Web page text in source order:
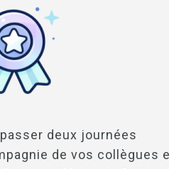
deux journées
de vos collègues